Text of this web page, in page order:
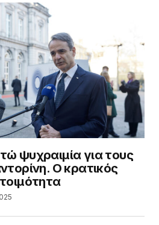
ψυχραιμία για τους
Ο κρατικός